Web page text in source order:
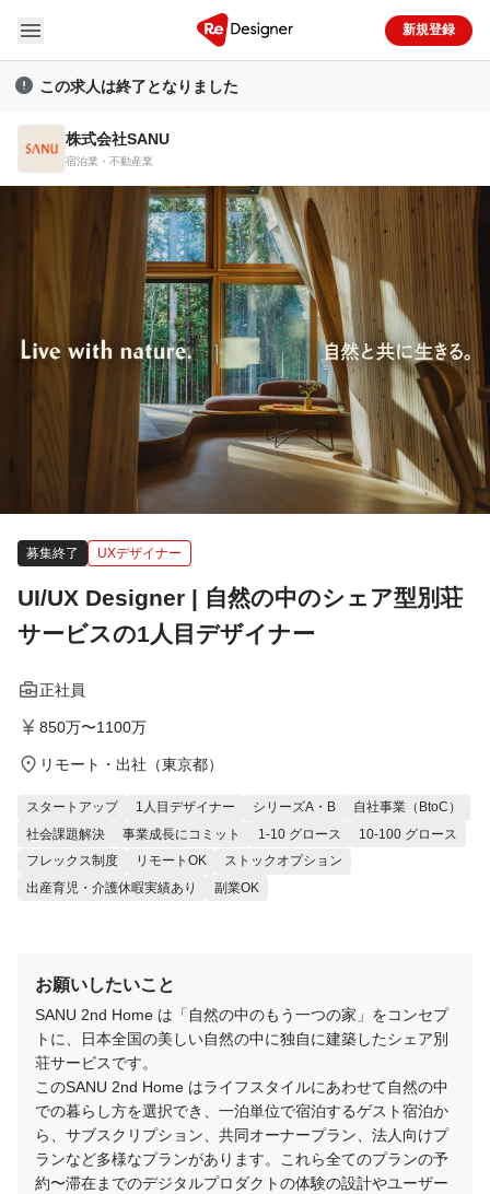
 新規登録
 この求人は終了となりました
株式会社SANU
宿泊業・不動産業
募集終了 UXデザイナー
UI/UX Designer | 自然の中のシェア型別荘
サービスの1人目デザイナー
正社員
 850万〜1100万
 リモート・出社（東京都）
スタートアップ 1人目デザイナー シリーズA・B
自社事業（BtoC）
社会課題解決
事業成長にコミット 1-10 グロース
10-100 グロース
フレックス制度
リモートOK
ストックオプション
出産育児・介護休暇実績あり
副業OK
お願いしたいこと
SANU 2nd Home は「自然の中のもう一つの家」をコンセプ
トに、日本全国の美しい自然の中に独自に建築したシェア別
荘サービスです。
このSANU 2nd Home はライフスタイルにあわせて自然の中
での暮らし方を選択でき、一泊単位で宿泊するゲスト宿泊か
ら、サブスクリプション、共同オーナープラン、法人向けプ
ランなど多様なプランがあります。これら全てのプランの予
約〜滞在までのデジタルプロダクトの体験の設計やユーザー